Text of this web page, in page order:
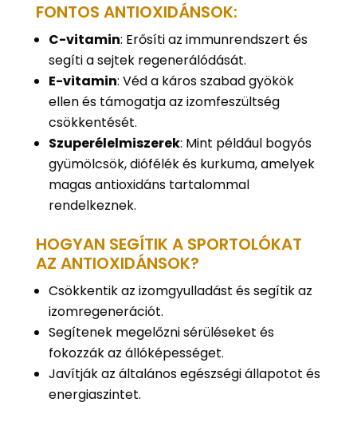
FONTOS ANTIOXIDÁNSOK:
C-vitamin: Erősíti az immunrendszert és
segíti a sejtek regenerálódását.
E-vitamin: Véd a káros szabad gyökök
ellen és támogatja az izomfeszültség
csökkentését.
Szuperélelmiszerek: Mint például bogyós
gyümölcsök, diófélék és kurkuma, amelyek
magas antioxidáns tartalommal
rendelkeznek.
HOGYAN SEGÍTIK A SPORTOLÓKAT
AZ ANTIOXIDÁNSOK?
Csökkentik az izomgyulladást és segítik az
izomregenerációt.
Segítenek megelőzni sérüléseket és
fokozzák az állóképességet.
Javítják az általános egészségi állapotot és
energiaszintet.